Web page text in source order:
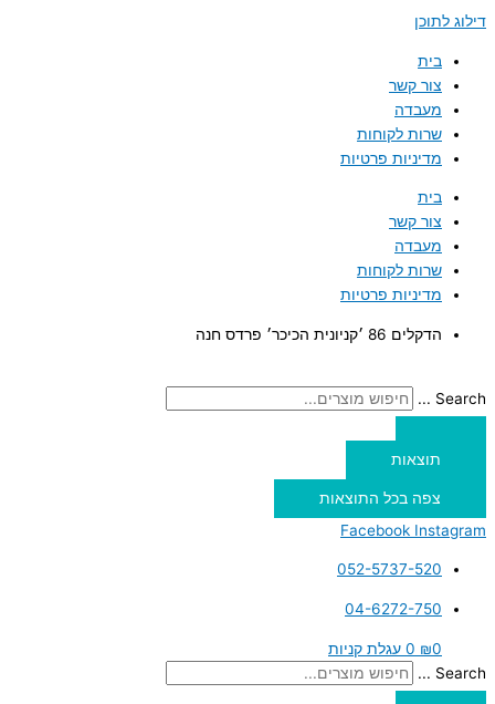
דילוג לתוכן
בית
צור קשר
מעבדה
שרות לקוחות
מדיניות פרטיות
בית
צור קשר
מעבדה
שרות לקוחות
מדיניות פרטיות
הדקלים 86 ׳קניונית הכיכר׳ פרדס חנה
Search ...
תוצאות
צפה בכל התוצאות
Facebook Instagram
052-5737-520
04-6272-750
₪0
0 עגלת קניות
Search ...